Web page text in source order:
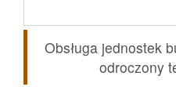
Obsługa jednostek
odroczony